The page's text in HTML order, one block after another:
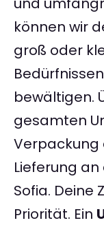
können wir
groß oder
bewältigen.
gesamten
Verpackung
Lieferung
Sofia. Deine
Priorität. Ein